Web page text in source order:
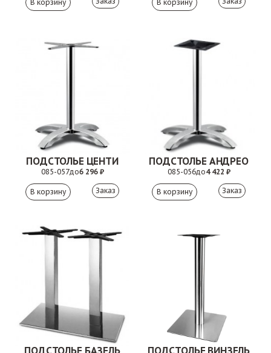
ПОДСТОЛЬЕ ЦЕНТИ
085-057до6 296 ₽
Заказ
ПОДСТОЛЬЕ АНДРЕО
085-056до4 422 ₽
Заказ
ПОДСТОЛЬЕ БАЗЕЛЬ ПОДСТОЛЬЕ ВИНЗЕЛЬ